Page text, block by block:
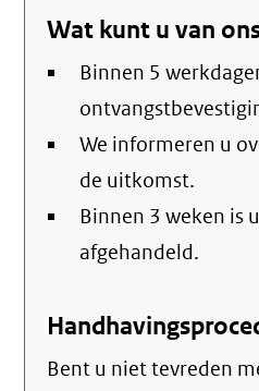
Wat kunt u van
Binnen 5
We informeren u
de uitkomst.
Binnen 3 weken is
afgehandeld.
Bent u niet tevreden